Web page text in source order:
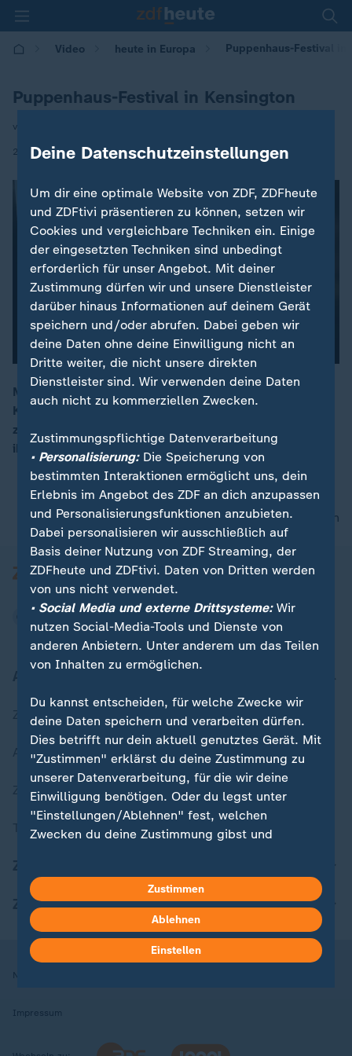
Video heute in Europa Puppenhaus-Festival in
Puppenhaus-Festival in Kensington
von Ralf Paniczek
26.05.2026 | 16:00
Mini-Wäscheklammern, kleinste Möbel, winzige
Kleider: Bei der Dollhouse Festival Summer Show
zeigen und verkaufen über 130 Künstler aus aller Welt
ihre Modellbauten. Höhepunkt: ein Wettbewerb.
nach oben
Zuletzt veröffentlicht
Aktuelle Sendungs-Videos
ZDFheute Stories
Themen im Überblick
ZDFheute Apps
Nutzungsbedingungen
Impressum
Deine Datenschutzeinstellungen
Um dir eine optimale Website von ZDF, ZDFheute
und ZDFtivi präsentieren zu können, setzen wir
Cookies und vergleichbare Techniken ein. Einige
der eingesetzten Techniken sind unbedingt
erforderlich für unser Angebot. Mit deiner
Zustimmung dürfen wir und unsere Dienstleister
darüber hinaus Informationen auf deinem Gerät
speichern und/oder abrufen. Dabei geben wir
deine Daten ohne deine Einwilligung nicht an
Dritte weiter, die nicht unsere direkten
Dienstleister sind. Wir verwenden deine Daten
auch nicht zu kommerziellen Zwecken.
Zustimmungspflichtige Datenverarbeitung
• Personalisierung:Die Speicherung von
bestimmten Interaktionen ermöglicht uns, dein
Erlebnis im Angebot des ZDF an dich anzupassen
und Personalisierungsfunktionen anzubieten.
Dabei personalisieren wir ausschließlich auf
Basis deiner Nutzung von ZDF Streaming, der
ZDFheute und ZDFtivi. Daten von Dritten werden
von uns nicht verwendet.
• Social Media und externe Drittsysteme:Wir
nutzen Social-Media-Tools und Dienste von
anderen Anbietern. Unter anderem um das Teilen
von Inhalten zu ermöglichen.
Du kannst entscheiden, für welche Zwecke wir
deine Daten speichern und verarbeiten dürfen.
Dies betrifft nur dein aktuell genutztes Gerät. Mit
"Zustimmen" erklärst du deine Zustimmung zu
unserer Datenverarbeitung, für die wir deine
Einwilligung benötigen. Oder du legst unter
"Einstellungen/Ablehnen" fest, welchen
Zwecken du deine Zustimmung gibst und
in deinen Einstellungen widerrufen oder ändern.
Hier findest du das Impressum.
Weitere Informationen findest du in unserer
Datenschutzerklärung.
Zustimmen
Ablehnen
Einstellen